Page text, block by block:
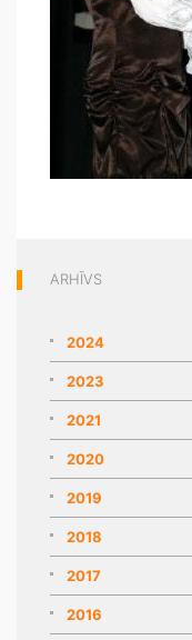
ARHĪVS
2024
2023
2021
2020
2019
2018
2017
2016